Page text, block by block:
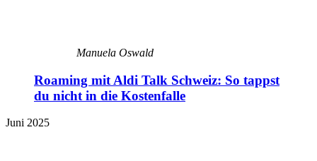
Manuela Oswald
Roaming mit Aldi Talk Schweiz: So tappst
du nicht in die Kostenfalle
Juni 2025